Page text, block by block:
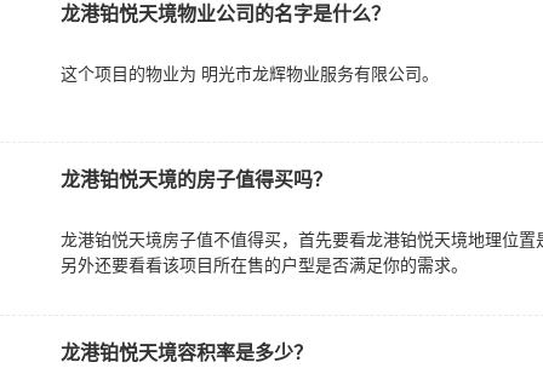
龙港铂悦天境物业公司的名字是什么？
这个项目的物业为 明光市龙辉物业服务有限公司。
龙港铂悦天境的房子值得买吗？
龙港铂悦天境房子值不值得买，首先要看龙港铂悦天境地理位
另外还要看看该项目所在售的户型是否满足你的需求。
龙港铂悦天境容积率是多少？